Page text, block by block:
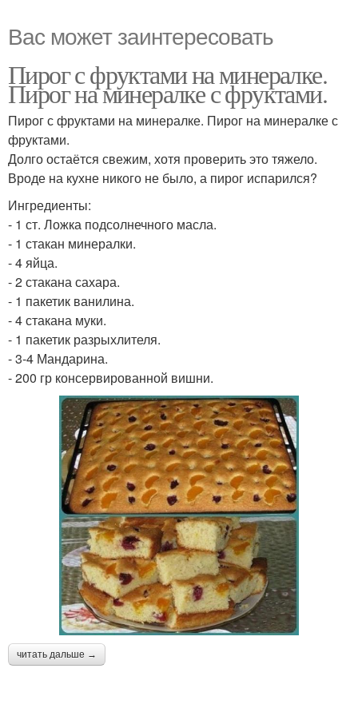
Вас может заинтересовать
Пирог с фруктами на минералке.
Пирог на минералке с фруктами.
Пирог с фруктами на минералке. Пирог на минералке с
фруктами.
Долго остаётся свежим, хотя проверить это тяжело.
Вроде на кухне никого не было, а пирог испарился?
Ингредиенты:
- 1 ст. Ложка подсолнечного масла.
- 1 стакан минералки.
- 4 яйца.
- 2 стакана сахара.
- 1 пакетик ванилина.
- 4 стакана муки.
- 1 пакетик разрыхлителя.
- 3-4 Мандарина.
- 200 гр консервированной вишни.
читать дальше →